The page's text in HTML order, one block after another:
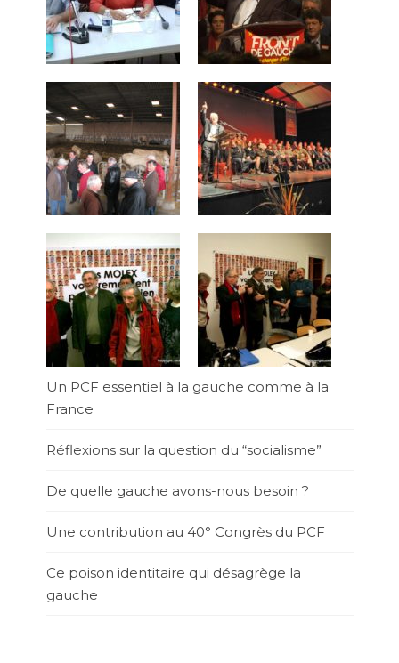
Un PCF essentiel à la gauche comme à la
France
Réflexions sur la question du “socialisme”
De quelle gauche avons-nous besoin ?
Une contribution au 40° Congrès du PCF
Ce poison identitaire qui désagrège la
gauche